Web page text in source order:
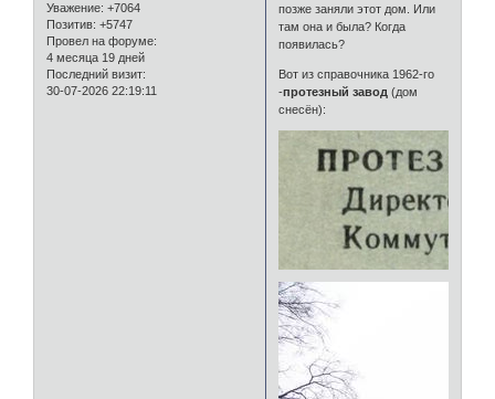
Уважение: +7064
Позитив: +5747
Провел на форуме:
4 месяца 19 дней
Последний визит:
30-07-2026 22:19:11
позже заняли этот дом. Или
там она и была? Когда
появилась?
Вот из справочника 1962-го
-протезный завод (дом
снесён):